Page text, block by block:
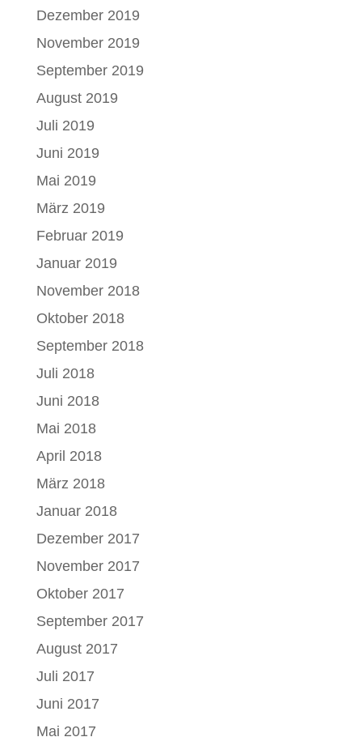
Dezember 2019
November 2019
September 2019
August 2019
Juli 2019
Juni 2019
Mai 2019
März 2019
Februar 2019
Januar 2019
November 2018
Oktober 2018
September 2018
Juli 2018
Juni 2018
Mai 2018
April 2018
März 2018
Januar 2018
Dezember 2017
November 2017
Oktober 2017
September 2017
August 2017
Juli 2017
Juni 2017
Mai 2017